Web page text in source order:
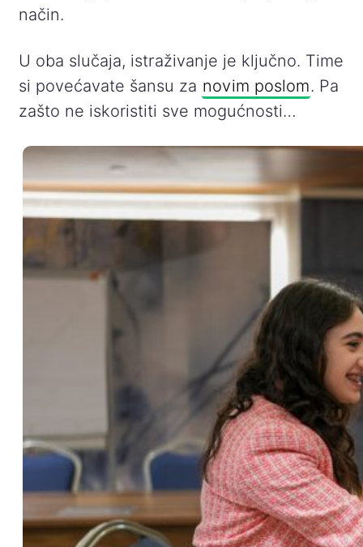
način.
U oba slučaja, istraživanje je ključno. Time
si povećavate šansu za novim poslom. Pa
zašto ne iskoristiti sve mogućnosti…